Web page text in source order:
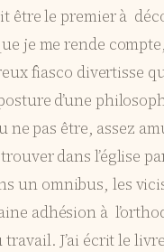
le premier à
je me rende
fiasco divertisse
d’une
ne pas être, assez
dans l’église
un omnibus, les
adhésion à
J’ai écrit le